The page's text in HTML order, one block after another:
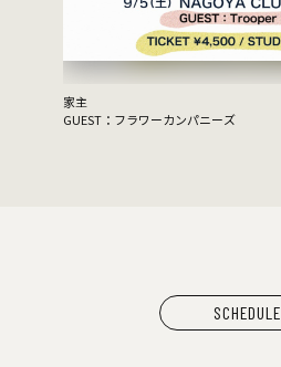
家主
GUEST：フラワーカンパニーズ
SCHEDULE